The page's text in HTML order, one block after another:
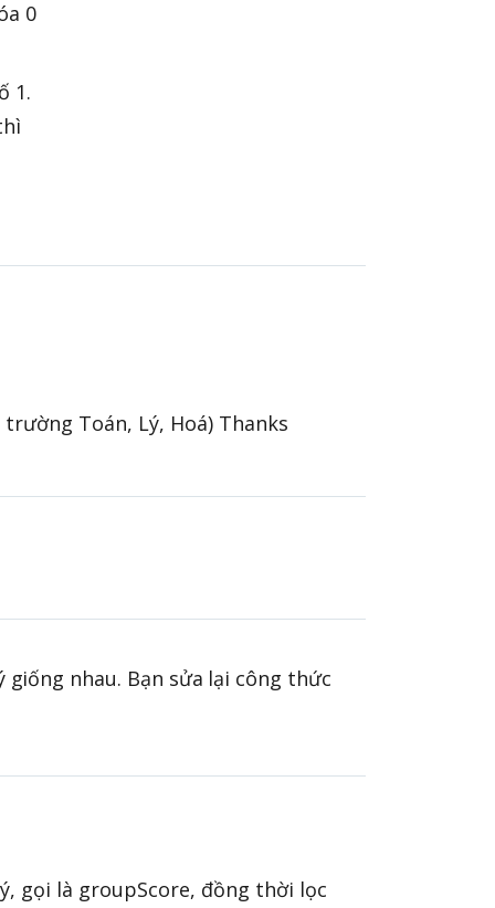
0
1.
Toán, Lý, Hoá) Thanks
nhau. Bạn sửa lại công thức
gọi là groupScore, đồng thời lọc